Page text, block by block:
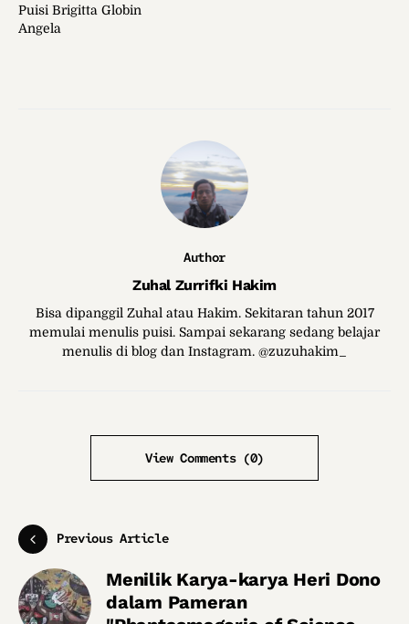
Puisi Brigitta Globin
Angela
Author
Zuhal Zurrifki Hakim
Bisa dipanggil Zuhal atau Hakim. Sekitaran tahun 2017
memulai menulis puisi. Sampai sekarang sedang belajar
menulis di blog dan Instagram. @zuzuhakim_
View Comments (0)
Previous Article
Menilik Karya-karya Heri Dono
dalam Pameran